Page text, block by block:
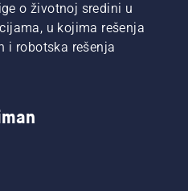
o životnoj sredini u
u kojima rešenja
i robotska rešenja